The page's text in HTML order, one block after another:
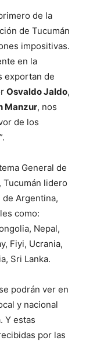
de la
de Tucumán
impositivas.
en la
exportan de
Osvaldo Jaldo,
Manzur, nos
de los
General de
lidero
Argentina,
como:
Nepal,
Fiyi, Ucrania,
Sri Lanka.
podrán ver en
y nacional
Y estas
por las